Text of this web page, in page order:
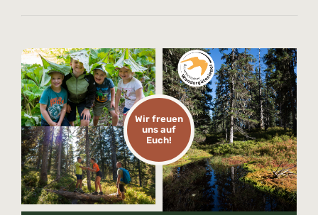
Wir freuen
uns auf
Euch!